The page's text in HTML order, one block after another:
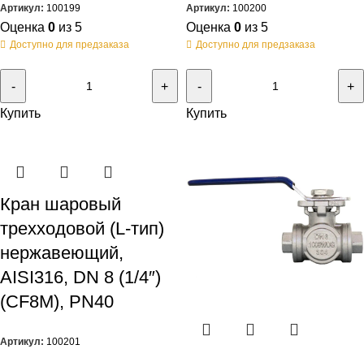
Артикул: 100199
Оценка 0 из 5
Доступно для предзаказа
Купить
Артикул: 100200
Оценка 0 из 5
Доступно для предзаказа
Купить
Кран шаровый
трехходовой (L-тип)
нержавеющий,
AISI316, DN 8 (1/4″)
(CF8M), PN40
Артикул: 100201